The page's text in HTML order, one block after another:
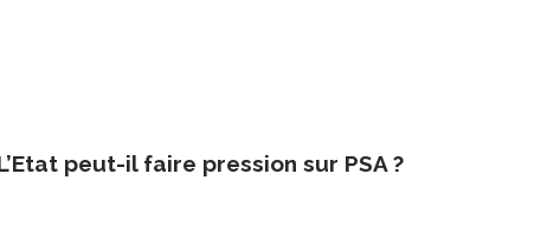
peut-il faire pression sur PSA ?